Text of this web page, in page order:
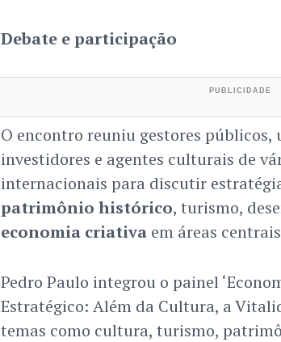
Debate e participação
O encontro reuniu gestores públicos,
investidores e agentes culturais de
internacionais para discutir
patrimônio histórico, turismo,
economia criativaem áreas
Pedro Paulo integrou o painel
Estratégico: Além da Cultura, a
temas como cultura, turismo,